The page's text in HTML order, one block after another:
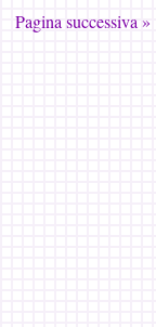
Pagina successiva »